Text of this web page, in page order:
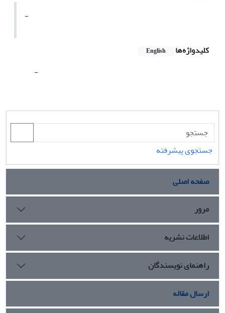
-
کلیدواژه‌ها English
-
جستجوی پیشرفته
صفحه اصلی
مرور
اطلاعات نشریه
راهنمای نویسندگان
ارسال مقاله